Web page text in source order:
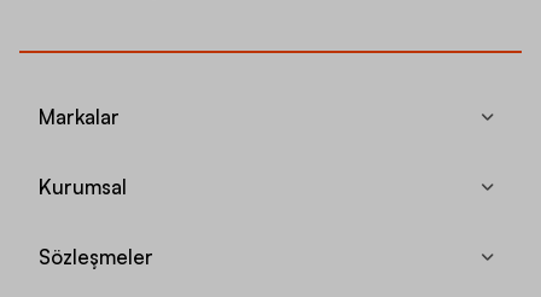
Markalar
Kurumsal
Sözleşmeler